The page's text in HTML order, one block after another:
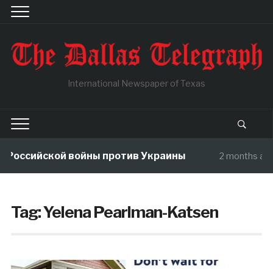
International Newspaper of Texas
войны против Украины 2 months ago
Tag:Yelena Pearlman-Katsen